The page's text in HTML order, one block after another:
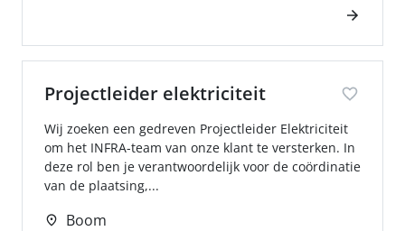
Projectleider elektriciteit
Wij zoeken een gedreven Projectleider Elektriciteit
om het INFRA-team van onze klant te versterken. In
deze rol ben je verantwoordelijk voor de coördinatie
van de plaatsing,...
Boom